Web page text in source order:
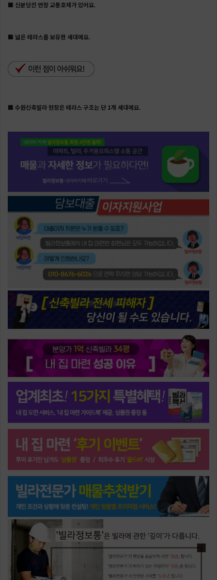
■ 신분당선 연장 교통호재가 있어요.
■ 넓은 테라스를 보유한 세대에요.
■ 수원신축빌라 현장은 테라스 구조는 단 1개 세대에요.